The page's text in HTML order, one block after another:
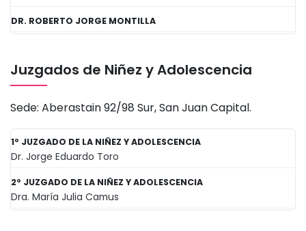
DR. ROBERTO JORGE MONTILLA
Juzgados de Niñez y Adolescencia
Sede: Aberastain 92/98 Sur, San Juan Capital.
1º JUZGADO DE LA NIÑEZ Y ADOLESCENCIA
Dr. Jorge Eduardo Toro
2º JUZGADO DE LA NIÑEZ Y ADOLESCENCIA
Dra. María Julia Camus